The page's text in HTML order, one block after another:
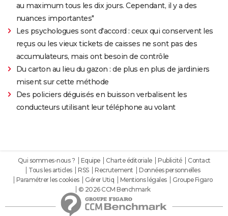
au maximum tous les dix jours. Cependant, il y a des
nuances importantes"
Les psychologues sont d'accord : ceux qui conservent les
reçus ou les vieux tickets de caisses ne sont pas des
accumulateurs, mais ont besoin de contrôle
Du carton au lieu du gazon : de plus en plus de jardiniers
misent sur cette méthode
Des policiers déguisés en buisson verbalisent les
conducteurs utilisant leur téléphone au volant
Qui sommes-nous ? Equipe Charte éditoriale Publicité
Contact
Tous les articles
RSS Recrutement
Données personnelles
Paramétrer les cookies
Gérer Utiq Mentions légales
Groupe Figaro
© 2026 CCM Benchmark